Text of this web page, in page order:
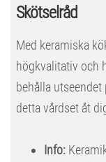
Skötselråd
Med keramiska
högkvalitativ och
behålla
detta vårdset åt
Info: